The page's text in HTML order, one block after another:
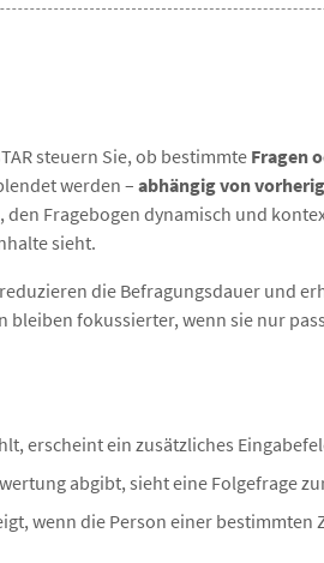
steuern Sie, ob bestimmte Fragen
werden –abhängig von
den Fragebogen dynamisch und
sieht.
die Befragungsdauer und
fokussierter, wenn sie nur
erscheint ein zusätzliches
abgibt, sieht eine Folgefrage
wenn die Person einer bestimmten